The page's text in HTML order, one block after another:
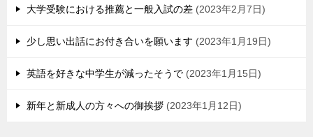
大学受験における推薦と一般入試の差 2023年2月7日
少し思い出話にお付き合いを願います 2023年1月19日
英語を好きな中学生が減ったそうで 2023年1月15日
新年と新成人の方々への御挨拶 2023年1月12日